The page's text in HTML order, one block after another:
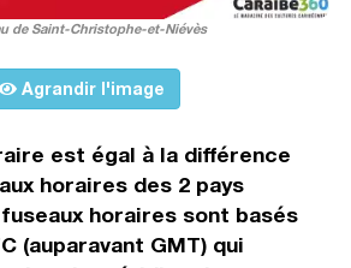
de Saint-Christophe-et-Niévès
Agrandir l'image
est égal à la différence
horaires des 2 pays
horaires sont basés
(auparavant GMT) qui